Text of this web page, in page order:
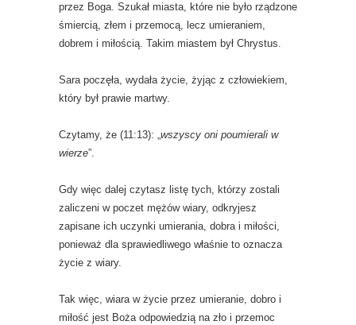
przez Boga. Szukał miasta, które nie było rządzone
śmiercią, złem i przemocą, lecz umieraniem,
dobrem i miłością. Takim miastem był Chrystus.
Sara poczęła, wydała życie, żyjąc z człowiekiem,
który był prawie martwy.
Czytamy, że (11:13): „wszyscy oni poumierali w
wierze”.
Gdy więc dalej czytasz listę tych, którzy zostali
zaliczeni w poczet mężów wiary, odkryjesz
zapisane ich uczynki umierania, dobra i miłości,
ponieważ dla sprawiedliwego właśnie to oznacza
życie z wiary.
Tak więc, wiara w życie przez umieranie, dobro i
miłość jest Boża odpowiedzią na zło i przemoc